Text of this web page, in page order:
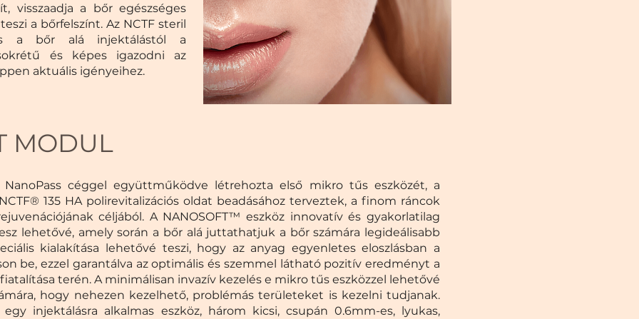
visszaadja a bőr egészséges
a bőrfelszínt. Az NCTF steril
a bőr alá injektálástól a
és képes igazodni az
aktuális igényeihez.
MODUL
céggel együttműködve létrehozta első mikro tűs eszközét, a
135 HA polirevitalizációs oldat beadásához terveztek, a finom ráncok
céljából. A NANOSOFT™ eszköz innovatív és gyakorlatilag
lehetővé, amely során a bőr alá juttathatjuk a bőr számára legideálisabb
kialakítása lehetővé teszi, hogy az anyag egyenletes eloszlásban a
be, ezzel garantálva az optimális és szemmel látható pozitív eredményt a
terén. A minimálisan invazív kezelés e mikro tűs eszközzel lehetővé
hogy nehezen kezelhető, problémás területeket is kezelni tudjanak.
injektálásra alkalmas eszköz, három kicsi, csupán 0.6mm-es, lyukas,